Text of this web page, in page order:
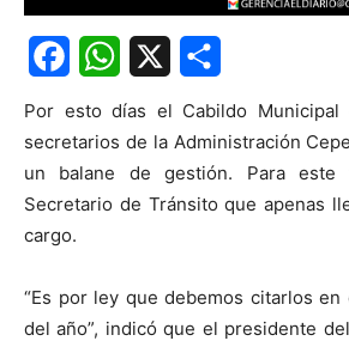
Por esto días el Cabildo
secretarios de la Administración
un balane de gestión. Para este
Secretario de Tránsito que apenas
cargo.
“Es por ley que debemos citarlos
del año”, indicó que el presidente